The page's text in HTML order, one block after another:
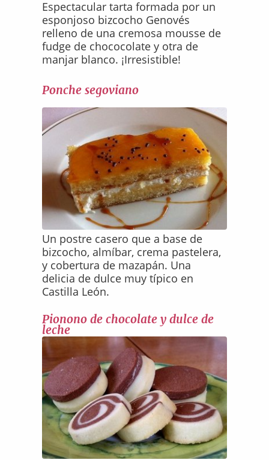
Espectacular tarta formada por un
esponjoso bizcocho Genovés
relleno de una cremosa mousse de
fudge de chococolate y otra de
manjar blanco. ¡Irresistible!
Ponche segoviano
Un postre casero que a base de
bizcocho, almíbar, crema pastelera,
y cobertura de mazapán. Una
delicia de dulce muy típico en
Castilla León.
Pionono de chocolate y dulce de
leche